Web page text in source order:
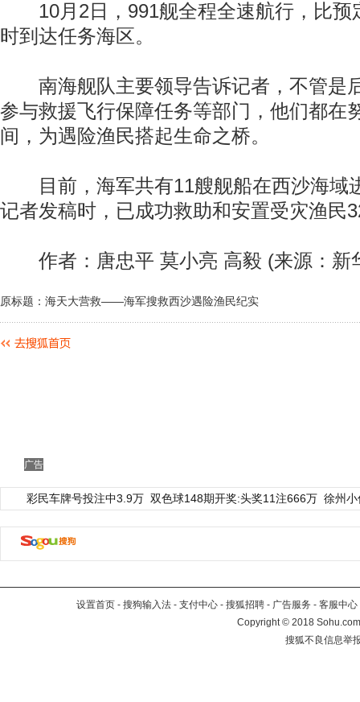
10月2日，991舰全程全速航行，比预
时到达任务海区。
南海舰队主要领导告诉记者，不管是
参与救援飞行保障任务等部门，他们都在
间，为遇险渔民搭起生命之桥。
目前，海军共有11艘舰船在西沙海域
记者发稿时，已成功救助和安置受灾渔民
作者：唐忠平 莫小亮 高毅 (来源：新
原标题：海天大营救——海军搜救西沙遇险渔民纪实
广告
彩民车牌号投注中3.9万 双色球148期开奖:头奖11注666万 徐州
设置首页 - 搜狗输入法 - 支付中心 - 搜狐招聘 - 广告服务 - 客服中心
Copyright©2018
搜狐不良信息举